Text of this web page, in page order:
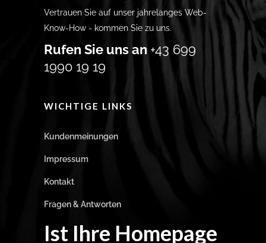
Vertrauen Sie auf unser jahrelanges Web-
Know-How - kommen Sie zu uns.
Rufen Sie uns an +43 699
1990 19 19
WICHTIGE LINKS
Kundenmeinungen
Impressum
Kontakt
Fragen & Antworten
Ist Ihre Homepage